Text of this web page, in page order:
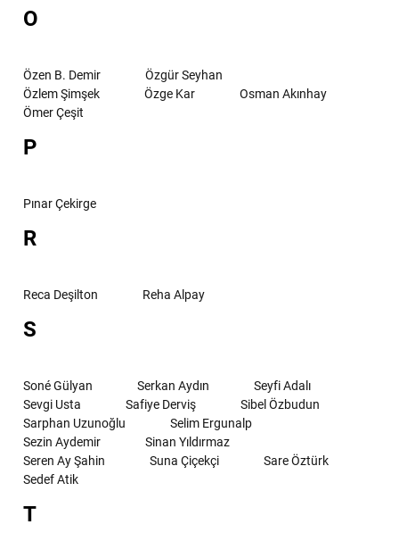
O
Özen B. Demir
Özgür Seyhan
Özlem Şimşek
Özge Kar
Osman Akınhay
Ömer Çeşit
P
Pınar Çekirge
R
Reca Deşilton Reha Alpay
S
Soné Gülyan Serkan Aydın
Seyfi Adalı
Sevgi Usta
Safiye Derviş
Sibel Özbudun
Sarphan Uzunoğlu
Selim Ergunalp
Sezin Aydemir
Sinan Yıldırmaz
Seren Ay Şahin
Suna Çiçekçi
Sare Öztürk
Sedef Atik
T